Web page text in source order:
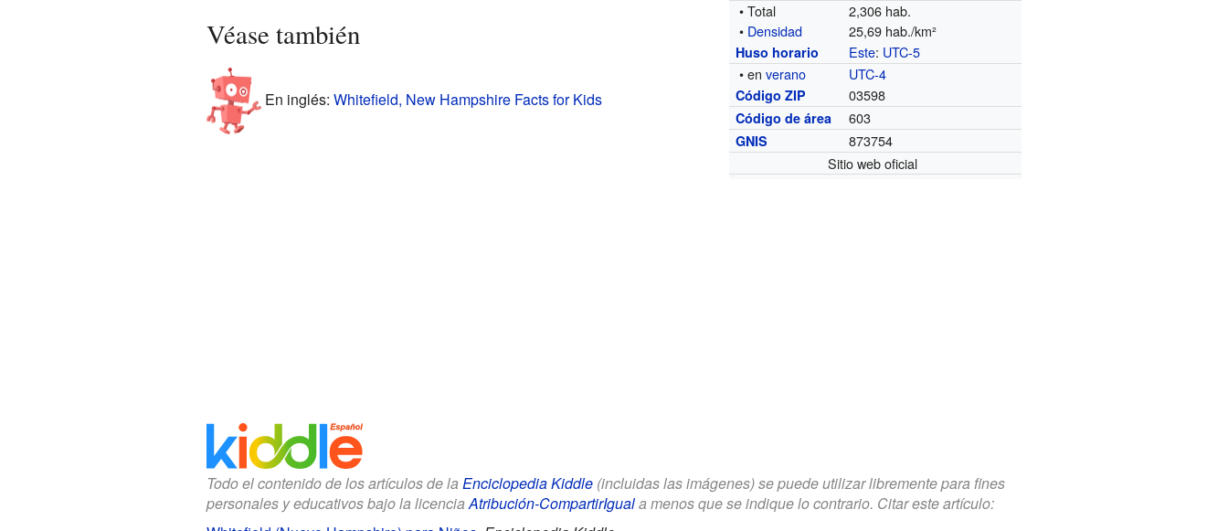
• Total
2,306 hab.
• Densidad 25,69 hab./km²
Huso horario Este: UTC-5
• enverano UTC-4
Código ZIP 03598
Código de área 603
GNIS
873754
Sitio web oficial
Véase también
En inglés: Whitefield, New Hampshire Facts for Kids
Todo el contenido de los artículos de la Enciclopedia Kiddle(incluidas las imágenes) se puede utilizar libremente para fines
personales y educativos bajo la licenciaAtribución-CompartirIguala menos que se indique lo contrario. Citar este artículo: